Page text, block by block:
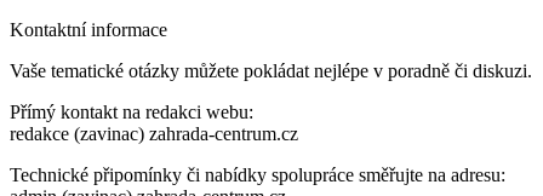
Kontaktní informace
Vaše tematické otázky můžete pokládat nejlépe v poradně či diskuzi.
Přímý kontakt na redakci webu:
redakce (zavinac) zahrada-centrum.cz
Technické připomínky či nabídky spolupráce směřujte na adresu: